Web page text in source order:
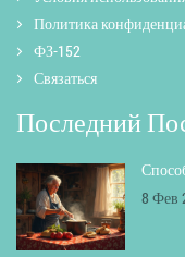
Политика
ФЗ-152
Связаться
Последний
8 Фев